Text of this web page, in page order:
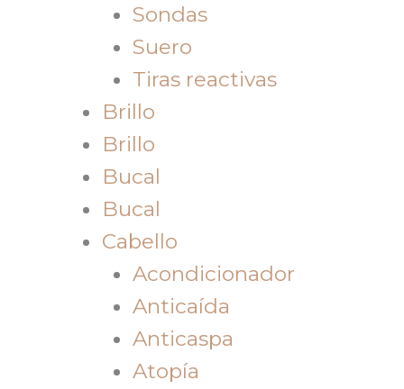
Sondas
Suero
Tiras reactivas
Brillo
Brillo
Bucal
Bucal
Cabello
Acondicionador
Anticaída
Anticaspa
Atopía